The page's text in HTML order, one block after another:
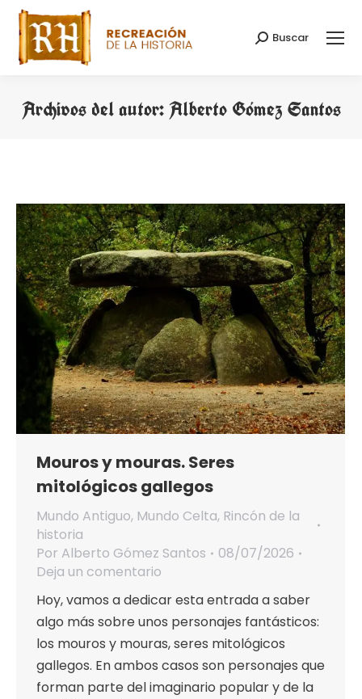
Buscar:
Buscar
Archivos del autor:Alberto Gómez Santos
Mouros y mouras. Seres
mitológicos gallegos
Mundo Antiguo, Mundo Celta, Rincón de la
historia
Por Alberto Gómez Santos
08/07/2026
Deja un comentario
Hoy, vamos a dedicar esta entrada a saber
algo más sobre unos personajes fantásticos:
los mouros y mouras, seres mitológicos
gallegos. En ambos casos son personajes que
forman parte del imaginario popular y de la